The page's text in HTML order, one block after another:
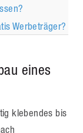
Werbeträger?
eines
klebendes bis